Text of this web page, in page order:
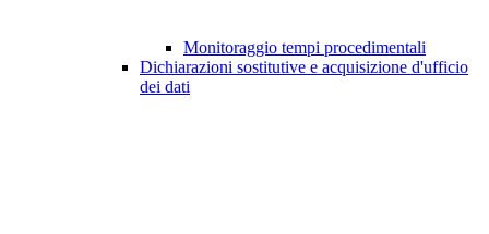
Monitoraggio tempi procedimentali
Dichiarazioni sostitutive e acquisizione d'ufficio
dei dati